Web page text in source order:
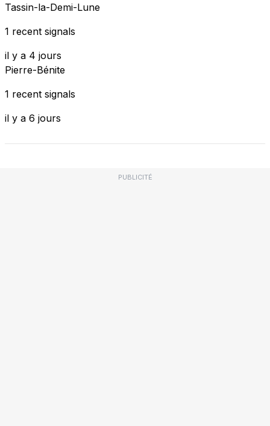
Tassin-la-Demi-Lune
1 recent signals
il y a 4 jours
Pierre-Bénite
1 recent signals
il y a 6 jours
PUBLICITÉ